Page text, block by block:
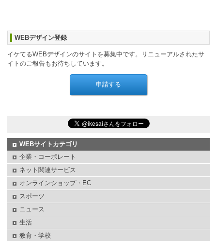
WEBデザイン登録
イケてるWEBデザインのサイトを募集中です。リニューアルされたサ
イトのご報告もお待ちしています。
WEBサイトカテゴリ
企業・コーポレート
ネット関連サービス
オンラインショップ・EC
スポーツ
ニュース
生活
教育・学校